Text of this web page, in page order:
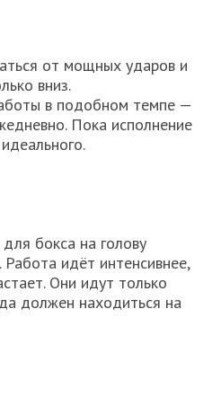
от мощных ударов и
вниз.
в подобном темпе —
Пока исполнение
бокса на голову
Работа идёт интенсивнее,
Они идут только
должен находиться на